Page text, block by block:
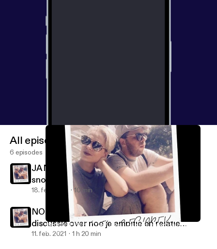
JA NOG EEN PILOT #5! Over luistertijd, snowboarden, en...
EXINGESPREK
All episodes
6 episodes
JA NOG EEN PILOT #5! Over luistertijd,
snowboarden, en...
18. feb. 2021 10 min
NOG EEN PILOT, NUMMER 4: Een heftige
discussie over hoe je ambitie en relatie
combineert!
11. feb. 2021 1 h 20 min